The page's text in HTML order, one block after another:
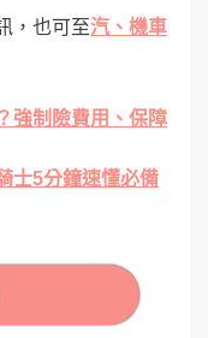
，也可至汽、機車
強制險費用、保障
士5分鐘速懂必備